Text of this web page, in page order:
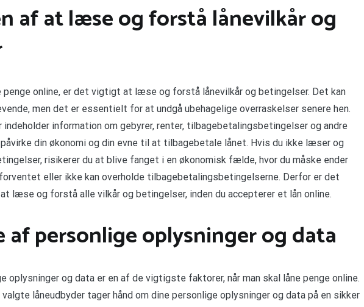
af at læse og forstå lånevilkår og
penge online, er det vigtigt at læse og forstå lånevilkår og betingelser. Det kan
men det er essentielt for at undgå ubehagelige overraskelser senere hen.
indeholder information om gebyrer, renter, tilbagebetalingsbetingelser og andre
din økonomi og din evne til at tilbagebetale lånet. Hvis du ikke læser og
risikerer du at blive fanget i en økonomisk fælde, hvor du måske ender
eller ikke kan overholde tilbagebetalingsbetingelserne. Derfor er det
læse og forstå alle vilkår og betingelser, inden du accepterer et lån online.
af personlige oplysninger og data
oplysninger og data er en af de vigtigste faktorer, når man skal låne penge online.
låneudbyder tager hånd om dine personlige oplysninger og data på en sikker